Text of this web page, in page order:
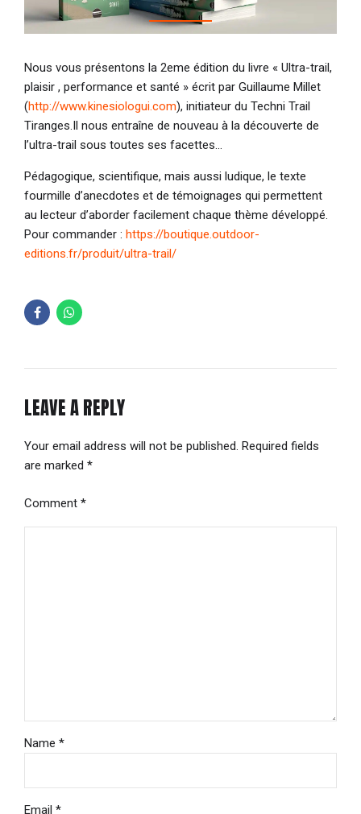
Nous vous présentons la 2eme édition du livre « Ultra-trail,
plaisir , performance et santé » écrit par Guillaume Millet
(http://www.kinesiologui.com), initiateur du Techni Trail
Tiranges.Il nous entraîne de nouveau à la découverte de
l’ultra-trail sous toutes ses facettes…
Pédagogique, scientifique, mais aussi ludique, le texte
fourmille d’anecdotes et de témoignages qui permettent
au lecteur d’aborder facilement chaque thème développé.
Pour commander : https://boutique.outdoor-
editions.fr/produit/ultra-trail/
LEAVE A REPLY
Your email address will not be published. Required fields
are marked *
Comment *
Name *
Email *